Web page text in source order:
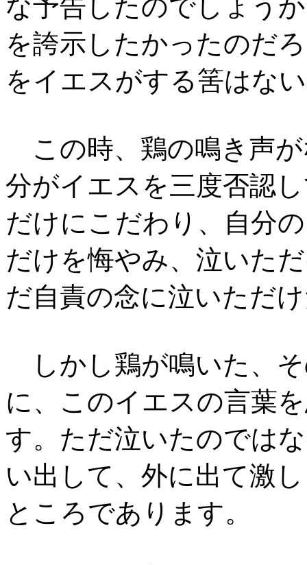
な予告したのでしょう
を誇示したかったのだ
をイエスがする筈はな
この時、鶏の鳴き声
分がイエスを三度否認
だけにこだわり、自分
だけを悔やみ、泣いた
だ自責の念に泣いただ
しかし鶏が鳴いた、
に、このイエスの言葉
す。ただ泣いたのでは
い出して、外に出て激
ところであります。